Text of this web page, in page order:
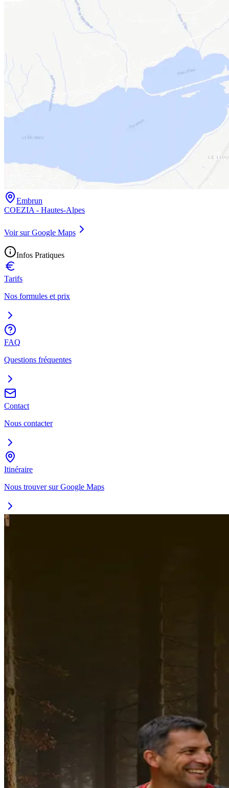
Embrun
COEZIA - Hautes-Alpes
Voir sur Google Maps
Infos Pratiques
Tarifs
Nos formules et prix
FAQ
Questions fréquentes
Contact
Nous contacter
Itinéraire
Nous trouver sur Google Maps